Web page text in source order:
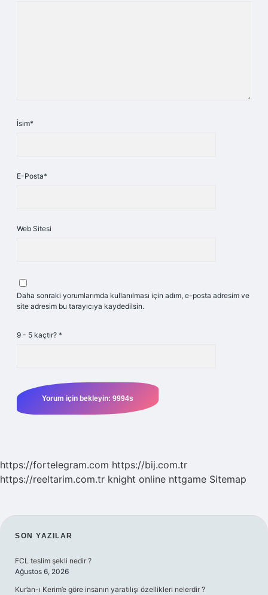
İsim*
E-Posta*
Web Sitesi
Daha sonraki yorumlarımda kullanılması için adım, e-posta adresim ve
site adresim bu tarayıcıya kaydedilsin.
9 - 5 kaçtır? *
https://fortelegram.com https://bij.com.tr
https://reeltarim.com.tr knight online nttgame Sitemap
SIDEBAR
SON YAZILAR
FCL teslim şekli nedir ?
Ağustos 6, 2026
Kur’an-ı Kerim’e göre insanın yaratılışı özellikleri nelerdir ?